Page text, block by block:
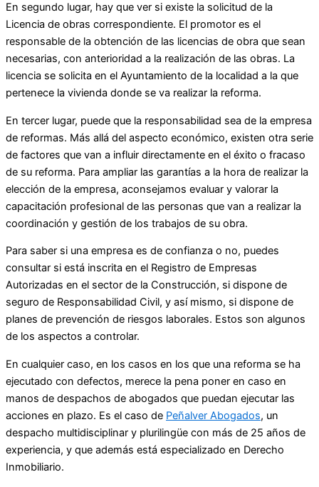
En segundo lugar, hay que ver si existe la solicitud de la
Licencia de obras correspondiente. El promotor es el
responsable de la obtención de las licencias de obra que sean
necesarias, con anterioridad a la realización de las obras. La
licencia se solicita en el Ayuntamiento de la localidad a la que
pertenece la vivienda donde se va realizar la reforma.
En tercer lugar, puede que la responsabilidad sea de la empresa
de reformas. Más allá del aspecto económico, existen otra serie
de factores que van a influir directamente en el éxito o fracaso
de su reforma. Para ampliar las garantías a la hora de realizar la
elección de la empresa, aconsejamos evaluar y valorar la
capacitación profesional de las personas que van a realizar la
coordinación y gestión de los trabajos de su obra.
Para saber si una empresa es de confianza o no, puedes
consultar si está inscrita en el Registro de Empresas
Autorizadas en el sector de la Construcción, si dispone de
seguro de Responsabilidad Civil, y así mismo, si dispone de
planes de prevención de riesgos laborales. Estos son algunos
de los aspectos a controlar.
En cualquier caso, en los casos en los que una reforma se ha
ejecutado con defectos, merece la pena poner en caso en
manos de despachos de abogados que puedan ejecutar las
acciones en plazo. Es el caso de Peñalver Abogados, un
despacho multidisciplinar y plurilingüe con más de 25 años de
experiencia, y que además está especializado en Derecho
Inmobiliario.